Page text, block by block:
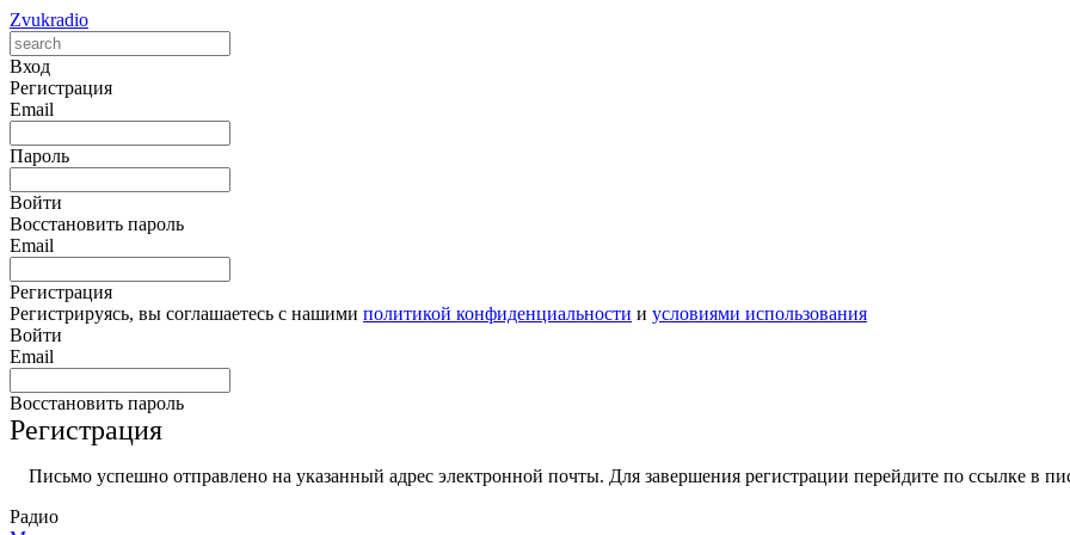
Zvukradio
Вход
Регистрация
Email
Пароль
Войти
Восстановить пароль
Email
Регистрация
Регистрируясь, вы соглашаетесь с нашими политикой конфиденциальности и условиями использования
Войти
Email
Восстановить пароль
Регистрация
Письмо успешно отправлено на указанный адрес электронной почты. Для завершения регистрации перейдите по ссылке в
Радио